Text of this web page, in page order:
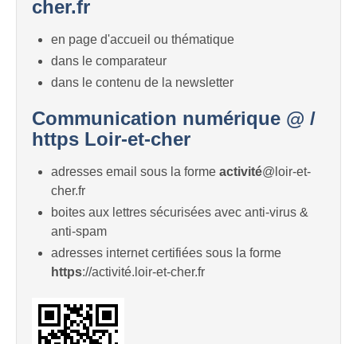
cher.fr
en page d'accueil ou thématique
dans le comparateur
dans le contenu de la newsletter
Communication numérique @ /
https Loir-et-cher
adresses email sous la forme activité@loir-et-
cher.fr
boites aux lettres sécurisées avec anti-virus &
anti-spam
adresses internet certifiées sous la forme
https://activité.loir-et-cher.fr